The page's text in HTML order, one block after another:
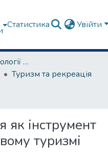
Статистика Увійти
Факультет культурології та соціальних комунікацій
Туризм та рекреація
як інструмент
туризмі